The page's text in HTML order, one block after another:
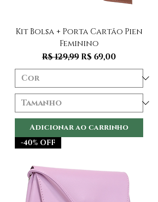
Kit Bolsa + Porta Cartão Pien
Feminino
Preço normal
R$ 129,99 Preço
R$ 69,00
Adicionar ao carrinho
-40% OFF